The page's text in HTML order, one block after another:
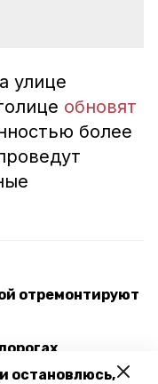
остановлюсь,
улице
обновят
более
отремонтируют